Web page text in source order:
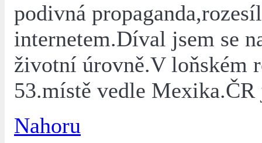
podivná
internetem.Díval jsem se
životní úrovně.V loňském
53.místě vedle Mexika.ČR
Nahoru